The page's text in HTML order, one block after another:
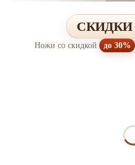
СКИДКИ
Ножи со скидкой до 30%